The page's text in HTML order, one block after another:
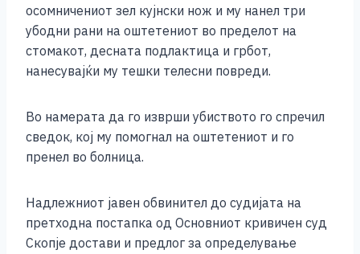
осомничениот зел кујнски нож и му нанел три
убодни рани на оштетениот во пределот на
стомакот, десната подлактица и грбот,
нанесувајќи му тешки телесни повреди.
Во намерата да го изврши убиството го спречил
сведок, кој му помогнал на оштетениот и го
пренел во болница.
Надлежниот јавен обвинител до судијата на
претходна постапка од Основниот кривичен суд
Скопје достави и предлог за определување